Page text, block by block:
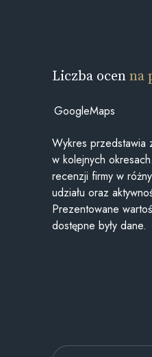
Liczba ocenna
GoogleMaps
Wykres przedstawia
w kolejnych
recenzji firmy w
udziału oraz
Prezentowane
dostępne były dane.